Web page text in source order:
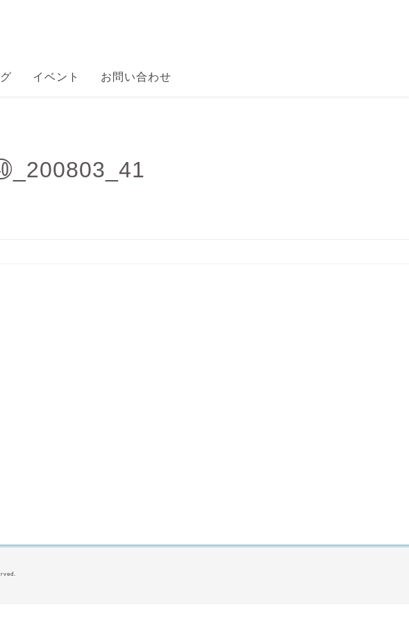
イベント お問い合わせ
_200803_41